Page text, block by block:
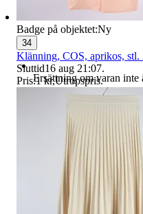
Ersättning om varan inte
Badge på objektet:Ny
34
Klänning, COS, aprikos, stl.
Sluttid16 aug 21:07.
Pris:1 kr,Utropspris.